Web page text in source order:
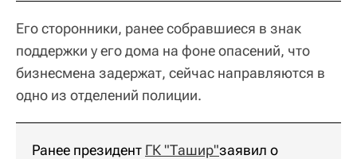
Его сторонники, ранее собравшиеся в знак
поддержки у его дома на фоне опасений, что
бизнесмена задержат, сейчас направляются в
одно из отделений полиции.
Ранее президент ГК "Ташир"заявил о